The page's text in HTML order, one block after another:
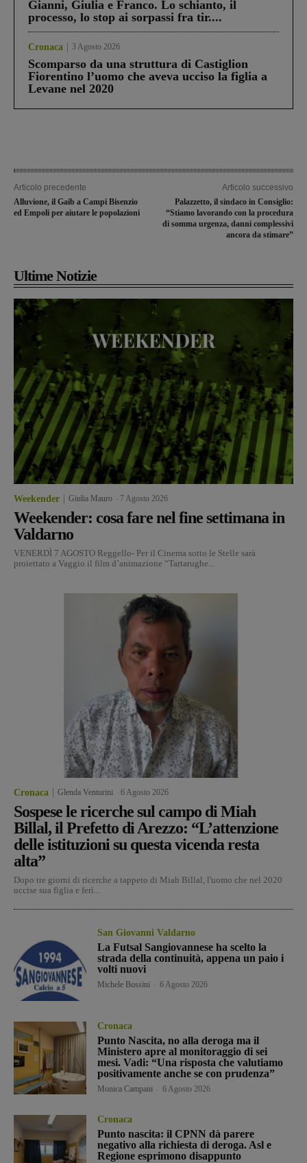
Gianni, Giulia e Franco. Lo schianto, il
processo, lo stop ai sorpassi fra tir....
Cronaca 3 Agosto 2026
Scomparso da una struttura di Castiglion
Fiorentino l’uomo che aveva ucciso la figlia a
Levane nel 2020
Articolo precedente
Alluvione, il Gaib a Campi Bisenzio
ed Empoli per aiutare le popolazioni
Articolo successivo
Palazzetto, il sindaco in Consiglio:
“Stiamo lavorando con la procedura
di somma urgenza, danni complessivi
ancora da stimare”
Ultime Notizie
Weekender Giulia Mauro 7 Agosto 2026
Weekender: cosa fare nel fine settimana in
Valdarno
VENERDÌ 7 AGOSTO Reggello- Per il Cinema sotto le Stelle sarà
proiettato a Vaggio il film d’animazione “Tartarughe...
Cronaca Glenda Venturini 6 Agosto 2026
Sospese le ricerche sul campo di Miah
Billal, il Prefetto di Arezzo: “L’attenzione
delle istituzioni su questa vicenda resta
alta”
Dopo tre giorni di ricerche a tappeto di Miah Billal, l'uomo che nel 2020
uccise sua figlia e ferì...
San Giovanni Valdarno
La Futsal Sangiovannese ha scelto la
strada della continuità, appena un paio i
volti nuovi
Michele Bossini 6 Agosto 2026
Cronaca
Punto Nascita, no alla deroga ma il
Ministero apre al monitoraggio di sei
mesi. Vadi: “Una risposta che valutiamo
positivamente anche se con prudenza”
Monica Campani 6 Agosto 2026
Cronaca
Punto nascita: il CPNN dà parere
negativo alla richiesta di deroga. Asl e
Regione esprimono disappunto